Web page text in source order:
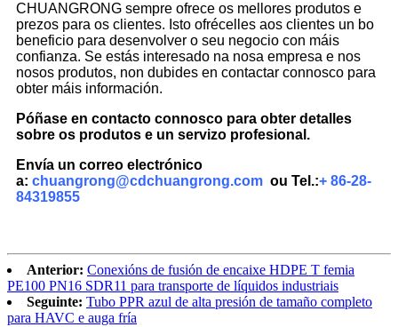
CHUANGRONG sempre ofrece os mellores produtos e
prezos para os clientes. Isto ofrécelles aos clientes un bo
beneficio para desenvolver o seu negocio con máis
confianza. Se estás interesado na nosa empresa e nos
nosos produtos, non dubides en contactar connosco para
obter máis información.
Póñase en contacto connosco para obter detalles
sobre os produtos e un servizo profesional.
Envía un correo electrónico
a: chuangrong@cdchuangrong.com ou Tel.:+ 86-28-
84319855
Anterior: Conexións de fusión de encaixe HDPE T femia
PE100 PN16 SDR11 para transporte de líquidos industriais
Seguinte: Tubo PPR azul de alta presión de tamaño completo
para HAVC e auga fría